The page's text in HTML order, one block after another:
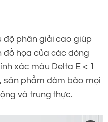
độ phân giải cao giúp
đồ họa của các dòng
xác màu Delta E < 1
sản phẩm đảm bảo mọi
và trung thực.